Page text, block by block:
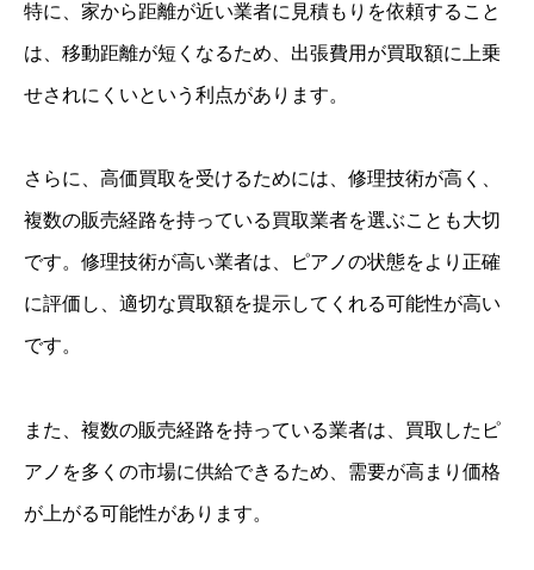
特に、家から距離が近い業者に見積もりを依頼すること
は、移動距離が短くなるため、出張費用が買取額に上乗
せされにくいという利点があります。
さらに、高価買取を受けるためには、修理技術が高く、
複数の販売経路を持っている買取業者を選ぶことも大切
です。修理技術が高い業者は、ピアノの状態をより正確
に評価し、適切な買取額を提示してくれる可能性が高い
です。
また、複数の販売経路を持っている業者は、買取したピ
アノを多くの市場に供給できるため、需要が高まり価格
が上がる可能性があります。